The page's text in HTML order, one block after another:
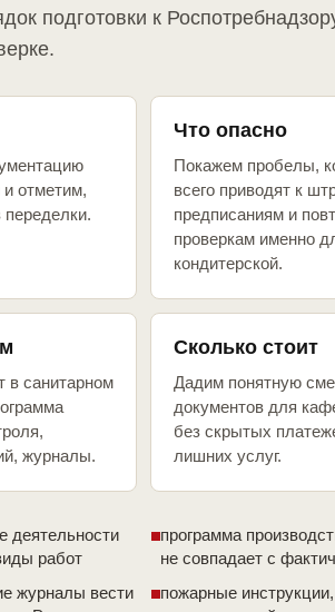
подготовки к
отметим,
переделки.
Что опасно
Покажем пробелы,
всего приводят к
предписаниям и
проверкам именно
кондитерской.
в санитарном
журналы.
Сколько стоит
Дадим понятную
документов для
без скрытых
лишних услуг.
деятельности
работ
программа
не совпадает с
журналы вести
пожарные